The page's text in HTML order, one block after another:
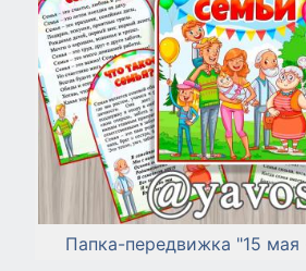
Папка-передвижка "15